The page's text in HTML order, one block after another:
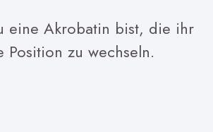
eine Akrobatin bist, die ihr
zu wechseln.